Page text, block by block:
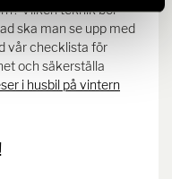
Vilken teknik bör
ska man se upp med
vår checklista för
och säkerställa
i husbil på vintern